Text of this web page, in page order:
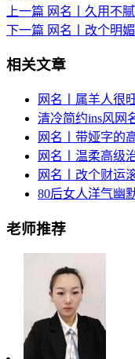
上一篇 网名丨久用不
下一篇 网名丨改个明
相关文章
网名丨属羊人很
清冷简约ins风网
网名丨带娅字的
网名丨温柔高级
网名丨改个财运
80后女人洋气幽
老师推荐